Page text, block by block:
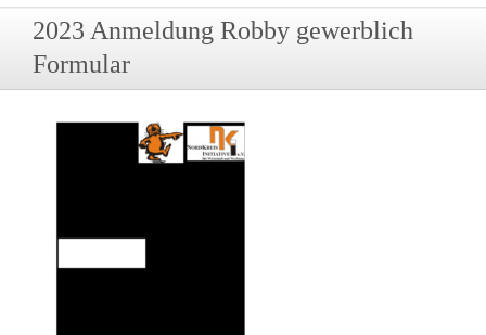
2023 Anmeldung Robby gewerblich
Formular